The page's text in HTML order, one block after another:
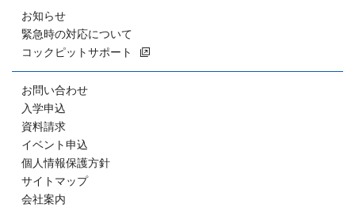
お知らせ
緊急時の対応について
コックピットサポート
お問い合わせ
入学申込
資料請求
イベント申込
個人情報保護方針
サイトマップ
会社案内